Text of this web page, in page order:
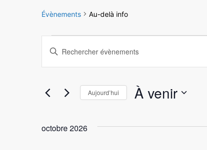
Évènements Au-delà info
Recherche
et
navigation
de
Saisir
mot-
Rechercher
mot-
Aujourd’hui À venir
octobre 2026